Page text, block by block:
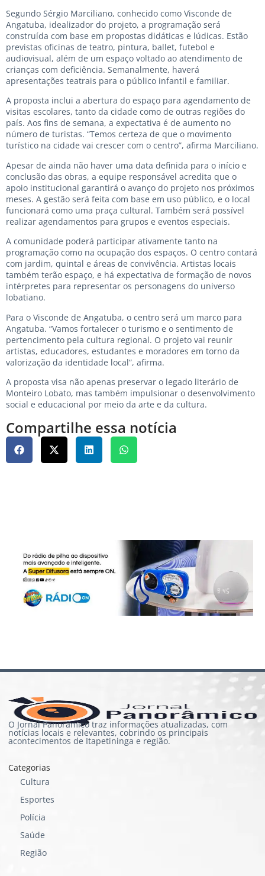
Segundo Sérgio Marciliano, conhecido como Visconde de
Angatuba, idealizador do projeto, a programação será
construída com base em propostas didáticas e lúdicas. Estão
previstas oficinas de teatro, pintura, ballet, futebol e
audiovisual, além de um espaço voltado ao atendimento de
crianças com deficiência. Semanalmente, haverá
apresentações teatrais para o público infantil e familiar.
A proposta inclui a abertura do espaço para agendamento de
visitas escolares, tanto da cidade como de outras regiões do
país. Aos fins de semana, a expectativa é de aumento no
número de turistas. “Temos certeza de que o movimento
turístico na cidade vai crescer com o centro”, afirma Marciliano.
Apesar de ainda não haver uma data definida para o início e
conclusão das obras, a equipe responsável acredita que o
apoio institucional garantirá o avanço do projeto nos próximos
meses. A gestão será feita com base em uso público, e o local
funcionará como uma praça cultural. Também será possível
realizar agendamentos para grupos e eventos especiais.
A comunidade poderá participar ativamente tanto na
programação como na ocupação dos espaços. O centro contará
com jardim, quintal e áreas de convivência. Artistas locais
também terão espaço, e há expectativa de formação de novos
intérpretes para representar os personagens do universo
lobatiano.
Para o Visconde de Angatuba, o centro será um marco para
Angatuba. “Vamos fortalecer o turismo e o sentimento de
pertencimento pela cultura regional. O projeto vai reunir
artistas, educadores, estudantes e moradores em torno da
valorização da identidade local”, afirma.
A proposta visa não apenas preservar o legado literário de
Monteiro Lobato, mas também impulsionar o desenvolvimento
social e educacional por meio da arte e da cultura.
Compartilhe essa notícia
O Jornal Panorâmico traz informações atualizadas, com
notícias locais e relevantes, cobrindo os principais
acontecimentos de Itapetininga e região.
Categorias
Cultura
Esportes
Polícia
Saúde
Região